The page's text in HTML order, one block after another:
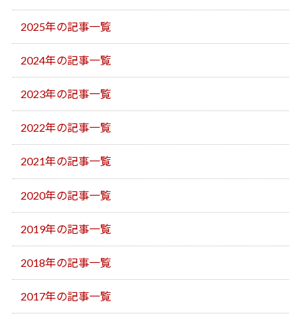
2025年の記事一覧
2024年の記事一覧
2023年の記事一覧
2022年の記事一覧
2021年の記事一覧
2020年の記事一覧
2019年の記事一覧
2018年の記事一覧
2017年の記事一覧